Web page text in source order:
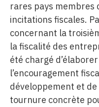
rares pays membres
incitations fiscales.
concernant la
la fiscalité des
été chargé
l’encouragement
développement et de
tournure concrète